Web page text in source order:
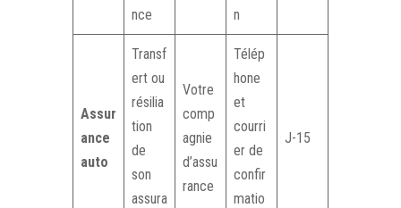
nce
n
Assur
ance
auto
Transf
ert ou
résilia
tion
de
son
assura
Votre
comp
agnie
d’assu
rance
Télép
hone
et
courri
er de
confir
matio
J-15